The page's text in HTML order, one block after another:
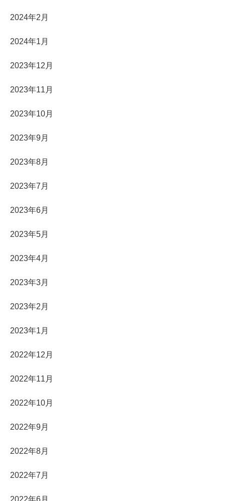
2024年2月
2024年1月
2023年12月
2023年11月
2023年10月
2023年9月
2023年8月
2023年7月
2023年6月
2023年5月
2023年4月
2023年3月
2023年2月
2023年1月
2022年12月
2022年11月
2022年10月
2022年9月
2022年8月
2022年7月
2022年6月